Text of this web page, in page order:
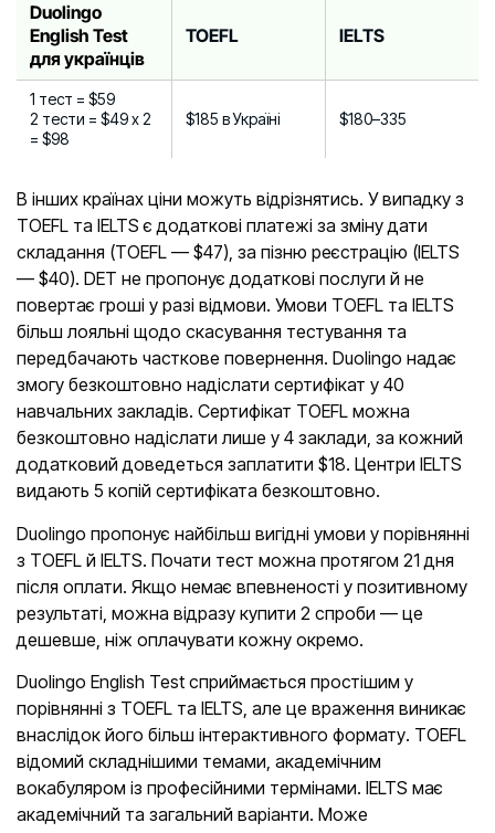
Duolingo
English Test
для українців
TOEFL IELTS
1 тест = $59
2 тести = $49 х 2
= $98
$185 в Україні $180–335
В інших країнах ціни можуть відрізнятись. У випадку з
TOEFL та IELTS є додаткові платежі за зміну дати
складання (TOEFL — $47), за пізню реєстрацію (IELTS
— $40). DET не пропонує додаткові послуги й не
повертає гроші у разі відмови. Умови TOEFL та IELTS
більш лояльні щодо скасування тестування та
передбачають часткове повернення. Duolingo надає
змогу безкоштовно надіслати сертифікат у 40
навчальних закладів. Сертифікат TOEFL можна
безкоштовно надіслати лише у 4 заклади, за кожний
додатковий доведеться заплатити $18. Центри IELTS
видають 5 копій сертифіката безкоштовно.
Duolingo пропонує найбільш вигідні умови у порівнянні
з TOEFL й IELTS. Почати тест можна протягом 21 дня
після оплати. Якщо немає впевненості у позитивному
результаті, можна відразу купити 2 спроби — це
дешевше, ніж оплачувати кожну окремо.
Duolingo English Test сприймається простішим у
порівнянні з TOEFL та IELTS, але це враження виникає
внаслідок його більш інтерактивного формату. TOEFL
відомий складнішими темами, академічним
вокабуляром із професійними термінами. IELTS має
академічний та загальний варіанти. Може